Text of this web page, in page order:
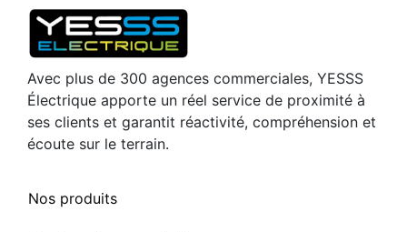
Avec plus de 300 agences commerciales, YESSS
Électrique apporte un réel service de proximité à
ses clients et garantit réactivité, compréhension et
écoute sur le terrain.
Nos produits